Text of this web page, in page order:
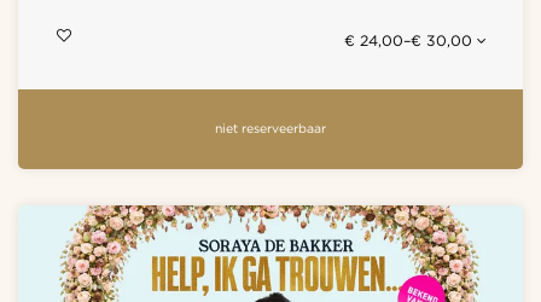
€ 24,00–€ 30,00
niet reserveerbaar